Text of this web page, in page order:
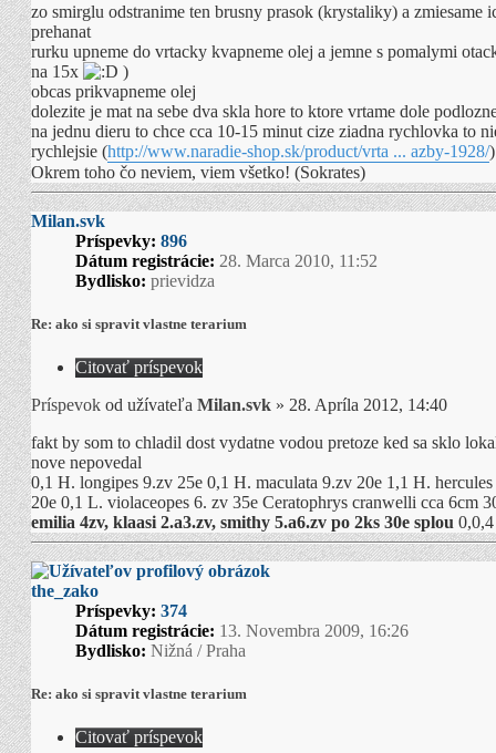
zo smirglu odstranime ten brusny prasok (krystaliky) a zmiesame
prehanat
rurku upneme do vrtacky kvapneme olej a jemne s pomalymi
na 15x
)
obcas prikvapneme olej
dolezite je mat na sebe dva skla hore to ktore vrtame dole
na jednu dieru to chce cca 10-15 minut cize ziadna rychlovka to
rychlejsie (http://www.naradie-shop.sk/product/vrta ... azby-1928/
Okrem toho čo neviem, viem všetko! (Sokrates)
Milan.svk
Príspevky: 896
Dátum registrácie: 28. Marca 2010, 11:52
Bydlisko: prievidza
Re: ako si spravit vlastne terarium
Citovať príspevok
Príspevok od užívateľa Milan.svk » 28. Apríla 2012, 14:40
fakt by som to chladil dost vydatne vodou pretoze ked sa sklo
nove nepovedal
0,1 H. longipes 9.zv 25e 0,1 H. maculata 9.zv 20e 1,1 H.
20e 0,1 L. violaceopes 6. zv 35e Ceratophrys cranwelli cca 6cm
emilia 4zv, klaasi 2.a3.zv, smithy 5.a6.zv po 2ks 30e splou
the_zako
Príspevky: 374
Dátum registrácie: 13. Novembra 2009, 16:26
Bydlisko: Nižná / Praha
Re: ako si spravit vlastne terarium
Citovať príspevok